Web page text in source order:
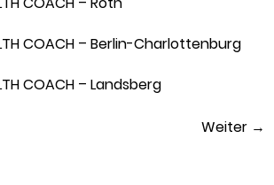
COACH – Berlin-Charlottenburg
COACH – Landsberg
Weiter →